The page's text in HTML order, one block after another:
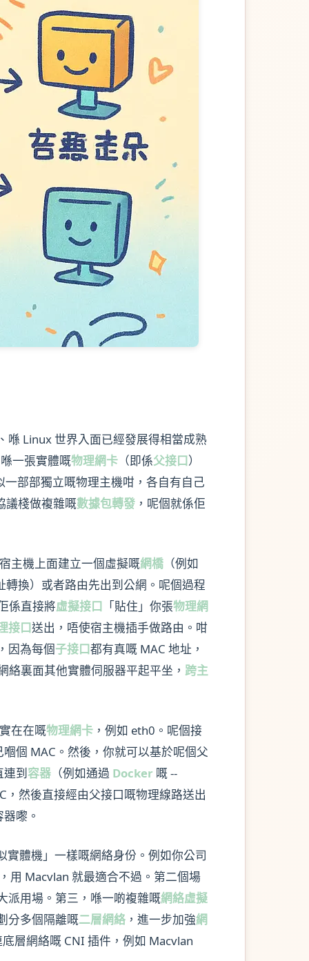
喺 Linux 世界入面已經發展得相當成熟
一張實體嘅物理網卡 （即係父接口）
部部獨立嘅物理主機咁，各自有自己
議棧做複雜嘅數據包轉發 ，呢個就係佢
主機上面建立一個虛擬嘅網橋 （例如
換）或者路由先出到公網。呢個過程
係直接將虛擬接口 「貼住」你張物理網
接口送出，唔使宿主機插手做路由。咁
因為每個子接口都有真嘅 MAC 地址，
絡裏面其他實體伺服器平起平坐， 跨主
在在嘅物理網卡 ，例如 eth0。呢個接
個 MAC。然後，你就可以基於呢個父
連到容器 （例如通過 Docker 嘅 --
然後直接經由父接口嘅物理線路送出
嚟。
實體機」一樣嘅網絡身份。例如你公司
用 Macvlan 就最適合不過。第二個場
派用場。第三，喺一啲複雜嘅網絡虛擬
分多個隔離嘅二層網絡 ，進一步加強網
層網絡嘅 CNI 插件，例如 Macvlan